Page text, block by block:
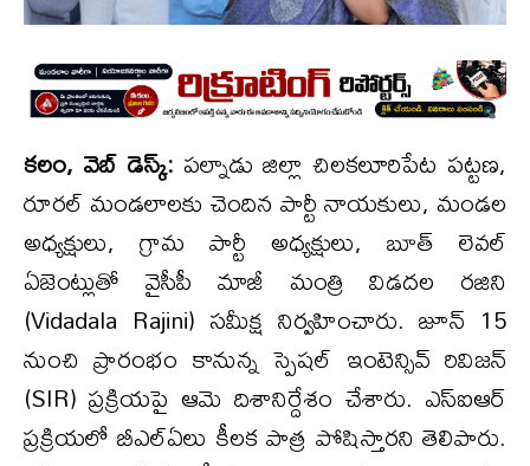
కలం, వెబ్ డెస్క్:పల్నాడు జిల్లా చిలకలూరిపేట పట్టణ,
రూరల్ మండలాలకు చెందిన పార్టీ నాయకులు, మండల
అధ్యక్షులు, గ్రామ పార్టీ అధ్యక్షులు, బూత్ లెవల్
ఏజెంట్లుతో వైసీపీ మాజీ మంత్రి విడదల రజిని
(Vidadala Rajini) సమీక్ష నిర్వహించారు. జూన్ 15
నుంచి ప్రారంభం కానున్న స్పెషల్ ఇంటెన్సివ్ రివిజన్
(SIR) ప్రక్రియపై ఆమె దిశానిర్దేశం చేశారు. ఎస్ఐఆర్
ప్రక్రియలో బీఎల్ఏలు కీలక పాత్ర పోషిస్తారని తెలిపారు.